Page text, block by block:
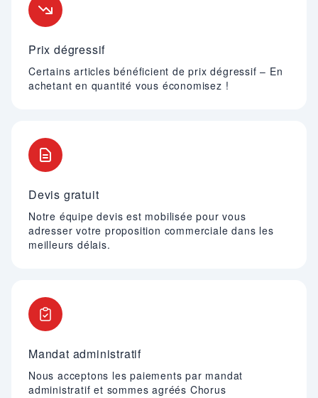
Prix dégressif
Certains articles bénéficient de prix dégressif – En
achetant en quantité vous économisez !
Devis gratuit
Notre équipe devis est mobilisée pour vous
adresser votre proposition commerciale dans les
meilleurs délais.
Mandat administratif
Nous acceptons les paiements par mandat
administratif et sommes agréés Chorus